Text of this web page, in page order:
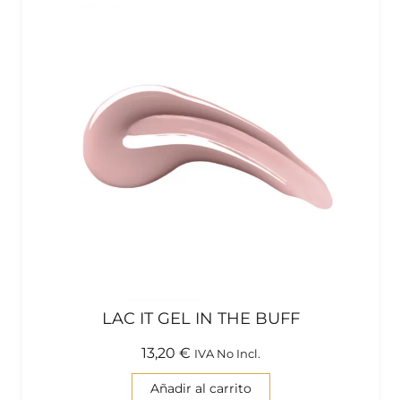
LAC IT GEL IN THE BUFF
13,20 € IVA No Incl.
Añadir al carrito